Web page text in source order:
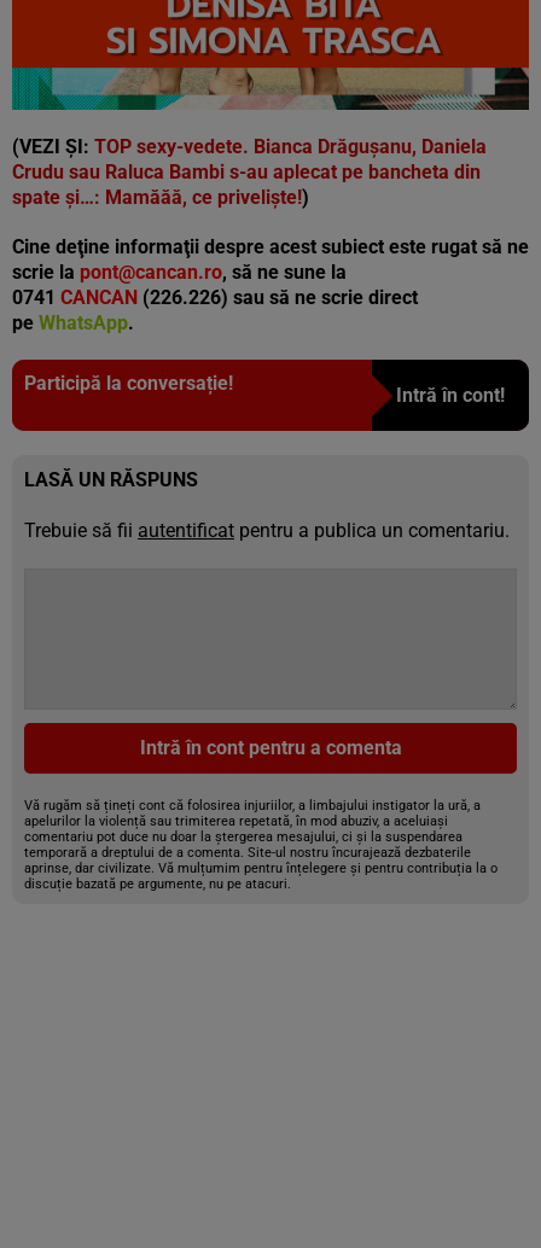
(VEZI ȘI: TOP sexy-vedete. Bianca Drăgușanu, Daniela
Crudu sau Raluca Bambi s-au aplecat pe bancheta din
spate și…: Mamăăă, ce priveliște!)
Cine deţine informaţii despre acest subiect este rugat să ne
scrie la pont@cancan.ro, să ne sune la
0741 CANCAN (226.226) sau să ne scrie direct
pe WhatsApp.
Participă la conversație!
Intră în cont!
LASĂ UN RĂSPUNS
Trebuie să fii autentificat pentru a publica un comentariu.
Intră în cont pentru a comenta
Vă rugăm să țineți cont că folosirea injuriilor, a limbajului instigator la ură, a
apelurilor la violență sau trimiterea repetată, în mod abuziv, a aceluiași
comentariu pot duce nu doar la ștergerea mesajului, ci și la suspendarea
temporară a dreptului de a comenta. Site-ul nostru încurajează dezbaterile
aprinse, dar civilizate. Vă mulțumim pentru înțelegere și pentru contribuția la o
discuție bazată pe argumente, nu pe atacuri.